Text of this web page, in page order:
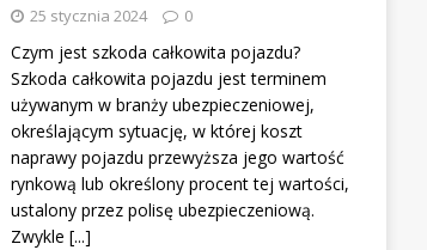
25 stycznia 2024 0
Czym jest szkoda całkowita pojazdu?
Szkoda całkowita pojazdu jest terminem
używanym w branży ubezpieczeniowej,
określającym sytuację, w której koszt
naprawy pojazdu przewyższa jego wartość
rynkową lub określony procent tej wartości,
ustalony przez polisę ubezpieczeniową.
Zwykle [...]